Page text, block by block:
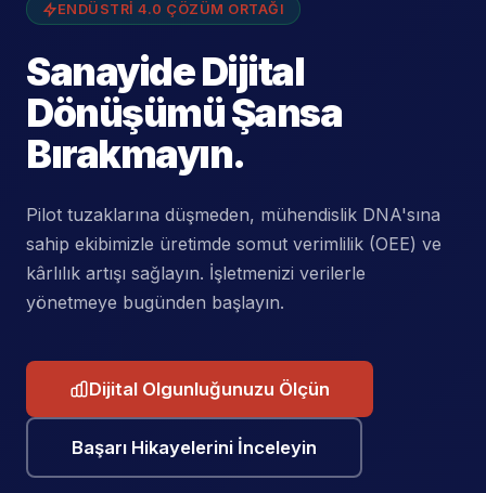
ENDÜSTRI 4.0 ÇÖZÜM ORTAĞI
Sanayide Dijital
Dönüşümü Şansa
Bırakmayın.
Pilot tuzaklarına düşmeden, mühendislik DNA'sına
sahip ekibimizle üretimde somut verimlilik (OEE) ve
kârlılık artışı sağlayın. İşletmenizi verilerle
yönetmeye bugünden başlayın.
Dijital Olgunluğunuzu Ölçün
Başarı Hikayelerini İnceleyin